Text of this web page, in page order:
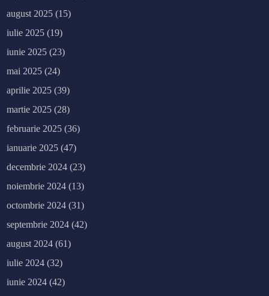
august 2025 (15)
iulie 2025 (19)
iunie 2025 (23)
mai 2025 (24)
aprilie 2025 (39)
martie 2025 (28)
februarie 2025 (36)
ianuarie 2025 (47)
decembrie 2024 (23)
noiembrie 2024 (13)
octombrie 2024 (31)
septembrie 2024 (42)
august 2024 (61)
iulie 2024 (32)
iunie 2024 (42)